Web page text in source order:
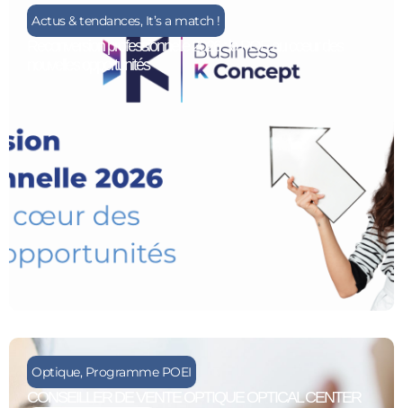
Actus & tendances, It’s a match !
Reconversion professionnelle 2026 : la POE au cœur des
nouvelles opportunités
Optique, Programme POEI
CONSEILLER DE VENTE OPTIQUE OPTICAL CENTER